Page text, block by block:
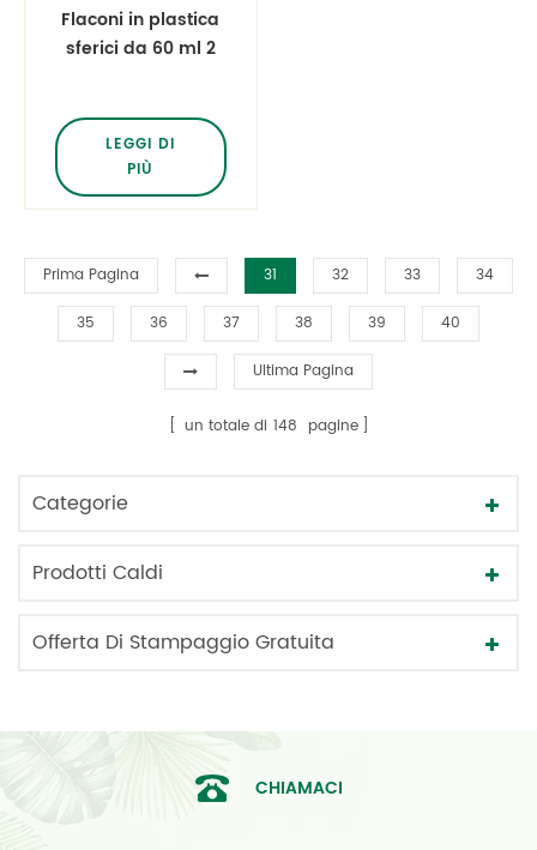
Flaconi in plastica
sferici da 60 ml 2
LEGGI DI
PIÙ
Prima Pagina 31 32 33 34
35 36 37 38 39 40
Ultima Pagina
un totale di 148 pagine
Categorie
Prodotti Caldi
Offerta Di Stampaggio Gratuita
CHIAMACI